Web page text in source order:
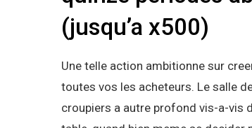
(jusqu’a x500)
Une telle action ambitionne sur
toutes vos les acheteurs. Le salle
croupiers a autre profond vis-a-vis